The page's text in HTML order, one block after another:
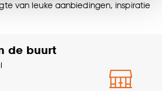
te accepteren. Je kunt er ook
dat je deze keuze altijd nog
8 CM
van leuke aanbiedingen, inspiratie
de buurt